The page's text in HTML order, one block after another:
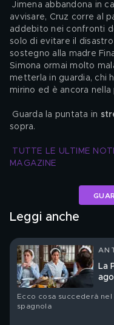
Jimena abbandona in carrozza la tenuta dei Lujan senza
avvisare, Cruz corre al
addebito nei confronti
solo di evitare il disastro
sostegno alla madre
Simona ormai molto
metterla in guardia, chi
mirino ed è ancora nella
Guarda la puntata in
sopra.
TUTTE LE ULTIME
MAGAZINE
Leggi anche
La
Ecco cosa succederà
spagnola